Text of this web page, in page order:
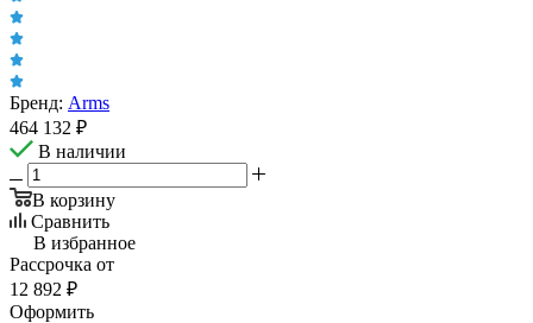
Бренд: Arms
464 132 ₽
В наличии
В корзину
Сравнить
В избранное
Рассрочка от
12 892 ₽
Оформить